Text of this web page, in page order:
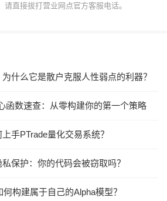
直接拔打营业网点官方客服电话。
什么它是散户克服人性弱点的利器？
函数速查：从零构建你的第一个策略
手PTrade量化交易系统？
保护：你的代码会被窃取吗？
构建属于自己的Alpha模型？